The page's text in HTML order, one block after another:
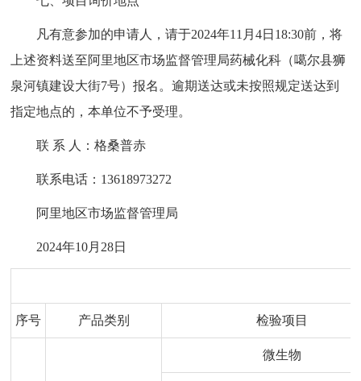
凡有意参加的申请人，请于2024年11月4日18:30前，将
上述资料送至阿里地区市场监督管理局药械化科（噶尔县狮
泉河镇建设大街7号）报名。逾期送达或未按照规定送达到
指定地点的，本单位不予受理。
联 系 人：格桑普赤
联系电话：13618973272
阿里地区市场监督管理局
2024年10月28日
序号 产品类别 检验项目
微生物